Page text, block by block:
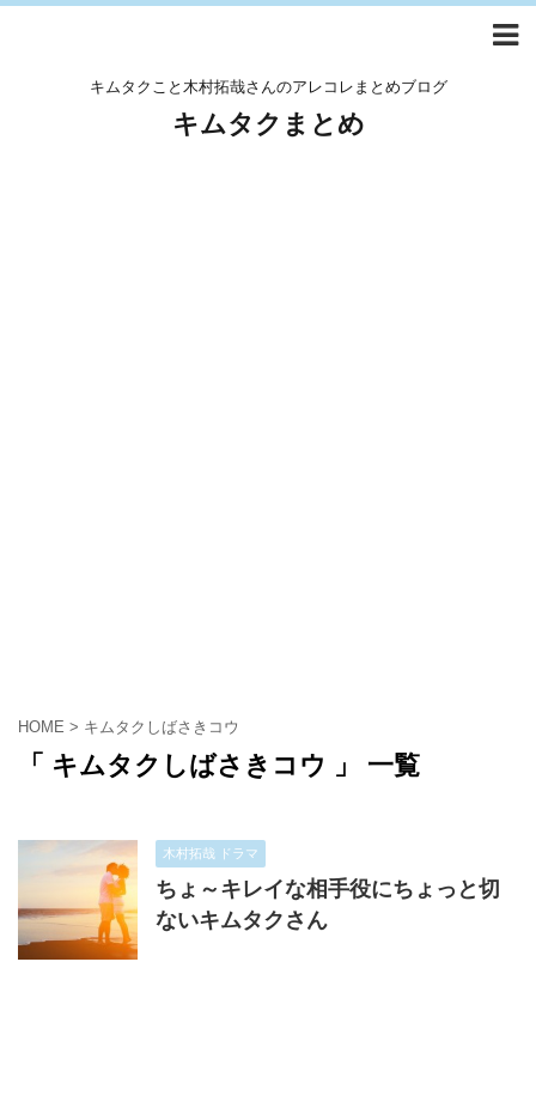
キムタクこと木村拓哉さんのアレコレまとめブログ
キムタクまとめ
HOME > キムタクしばさきコウ
「 キムタクしばさきコウ 」 一覧
木村拓哉 ドラマ
ちょ～キレイな相手役にちょっと切
ないキムタクさん